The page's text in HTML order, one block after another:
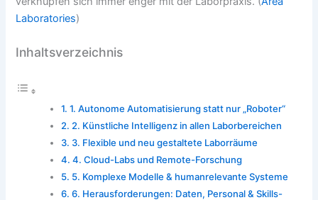
Laboratories)
Inhaltsverzeichnis
1. Autonome Automatisierung statt nur „Roboter“
2. Künstliche Intelligenz in allen Laborbereichen
3. Flexible und neu gestaltete Laborräume
4. Cloud-Labs und Remote-Forschung
5. Komplexe Modelle & humanrelevante Systeme
6. Herausforderungen: Daten, Personal & Skills-